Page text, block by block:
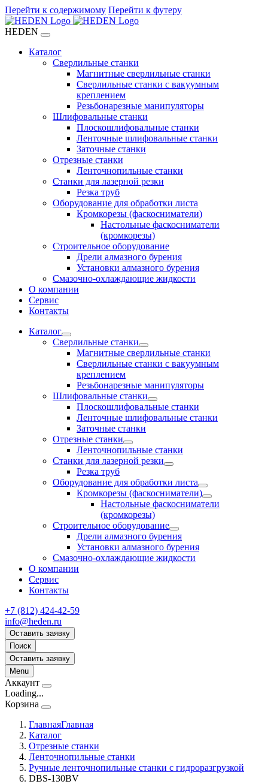
Перейти к содержимому Перейти к футеру
HEDEN
Каталог
Сверлильные станки
Магнитные сверлильные станки
Сверлильные станки с вакуумным
креплением
Резьбонарезные манипуляторы
Шлифовальные станки
Плоскошлифовальные станки
Ленточные шлифовальные станки
Заточные станки
Отрезные станки
Ленточнопильные станки
Станки для лазерной резки
Резка труб
Оборудование для обработки листа
Кромкорезы (фаскосниматели)
Настольные фаскосниматели
(кромкорезы)
Строительное оборудование
Дрели алмазного бурения
Установки алмазного бурения
Смазочно-охлаждающие жидкости
О компании
Сервис
Контакты
Каталог
Сверлильные станки
Магнитные сверлильные станки
Сверлильные станки с вакуумным
креплением
Резьбонарезные манипуляторы
Шлифовальные станки
Плоскошлифовальные станки
Ленточные шлифовальные станки
Заточные станки
Отрезные станки
Ленточнопильные станки
Станки для лазерной резки
Резка труб
Оборудование для обработки листа
Кромкорезы (фаскосниматели)
Настольные фаскосниматели
(кромкорезы)
Строительное оборудование
Дрели алмазного бурения
Установки алмазного бурения
Смазочно-охлаждающие жидкости
О компании
Сервис
Контакты
+7 (812) 424-42-59
info@heden.ru
Оставить заявку
Поиск
Оставить заявку
Menu
Аккаунт
Loading...
Корзина
ГлавнаяГлавная
Каталог
Отрезные станки
Ленточнопильные станки
Ручные ленточнопильные станки с гидроразгрузкой
DBS-130BV